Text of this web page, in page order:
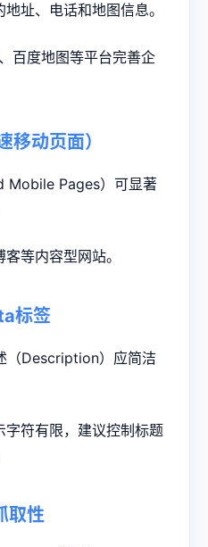
址、电话和地图信息。
百度地图等平台完善企
移动页面）
Mobile Pages）可显著
等内容型网站。
标签
（Description）应简洁
字符有限，建议控制标题
取性